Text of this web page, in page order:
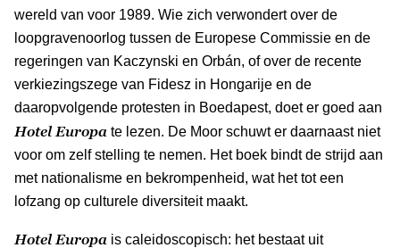
wereld van voor 1989. Wie zich verwondert over de
loopgravenoorlog tussen de Europese Commissie en de
regeringen van Kaczynski en Orbán, of over de recente
verkiezingszege van Fidesz in Hongarije en de
daaropvolgende protesten in Boedapest, doet er goed aan
Hotel Europa te lezen. De Moor schuwt er daarnaast niet
voor om zelf stelling te nemen. Het boek bindt de strijd aan
met nationalisme en bekrompenheid, wat het tot een
lofzang op culturele diversiteit maakt.
Hotel Europa is caleidoscopisch: het bestaat uit